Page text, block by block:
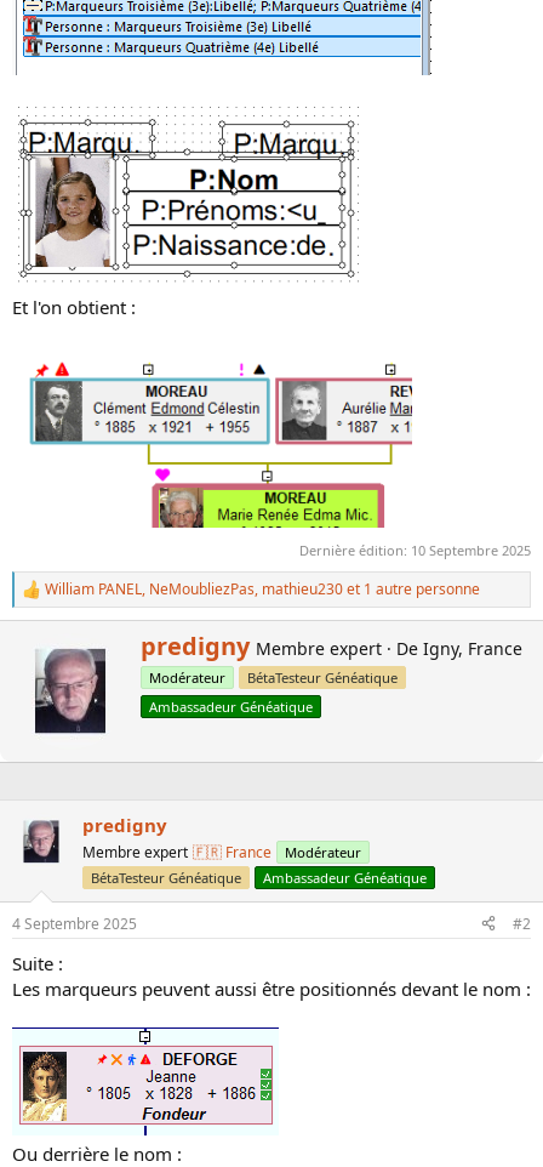
Et l'on obtient :
Dernière édition: 10 Septembre 2025
L
e
William PANEL, NeMoubliezPas, mathieu230et 1 autre personne
W
r
i
y
predigny Membre expert · De Igny, France
Modérateur
BétaTesteur Généatique
Ambassadeur Généatique
predigny
Membre expert 🇫🇷 France
Modérateur
BétaTesteur Généatique
Ambassadeur Généatique
4 Septembre 2025 #2
Suite :
Les marqueurs peuvent aussi être positionnés devant le nom :
Ou derrière le nom :